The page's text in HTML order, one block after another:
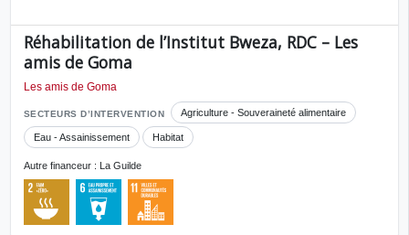
Réhabilitation de l’Institut Bweza, RDC – Les
amis de Goma
Les amis de Goma
SECTEURS D’INTERVENTION Agriculture - Souveraineté alimentaire
Eau - Assainissement Habitat
Autre financeur : La Guilde